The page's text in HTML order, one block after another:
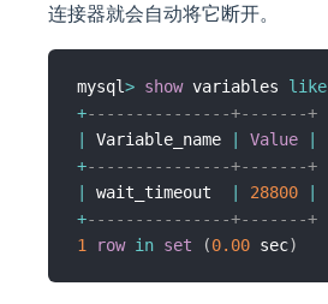
连接器就会自动将它断开。
mysql> show variables like
+---------------+-------+
Variable_name Value
+---------------+-------+
wait_timeout 28800
+---------------+-------+
1
row in set (0.00 sec)